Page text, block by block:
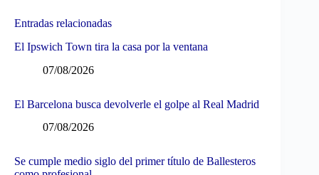
Entradas relacionadas
El Ipswich Town tira la casa por la ventana
07/08/2026
El Barcelona busca devolverle el golpe al Real Madrid
07/08/2026
Se cumple medio siglo del primer título de Ballesteros